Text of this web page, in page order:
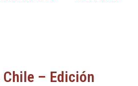
– Edición